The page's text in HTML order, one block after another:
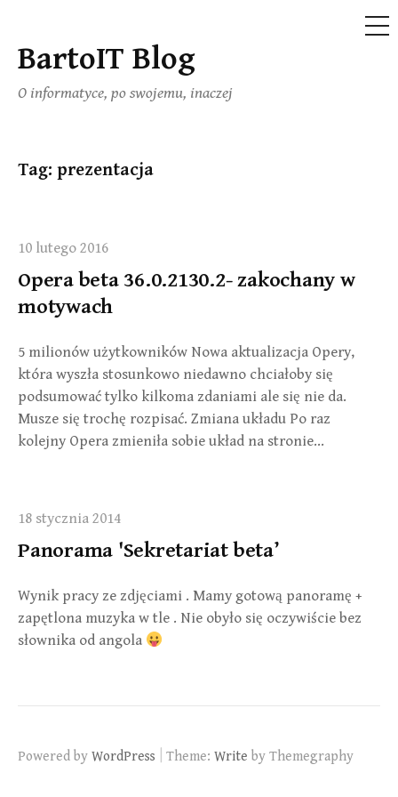
Skip
content
BartoIT Blog
O informatyce, po swojemu, inaczej
Tag: prezentacja
10 lutego 2016
Opera beta 36.0.2130.2- zakochany w
motywach
5 milionów użytkowników Nowa aktualizacja Opery,
która wyszła stosunkowo niedawno chciałoby się
podsumować tylko kilkoma zdaniami ale się nie da.
Musze się trochę rozpisać. Zmiana układu Po raz
kolejny Opera zmieniła sobie układ na stronie…
18 stycznia 2014
Panorama 'Sekretariat beta’
Wynik pracy ze zdjęciami . Mamy gotową panoramę +
zapętlona muzyka w tle . Nie obyło się oczywiście bez
słownika od angola
Powered by WordPress Theme: Write by Themegraphy